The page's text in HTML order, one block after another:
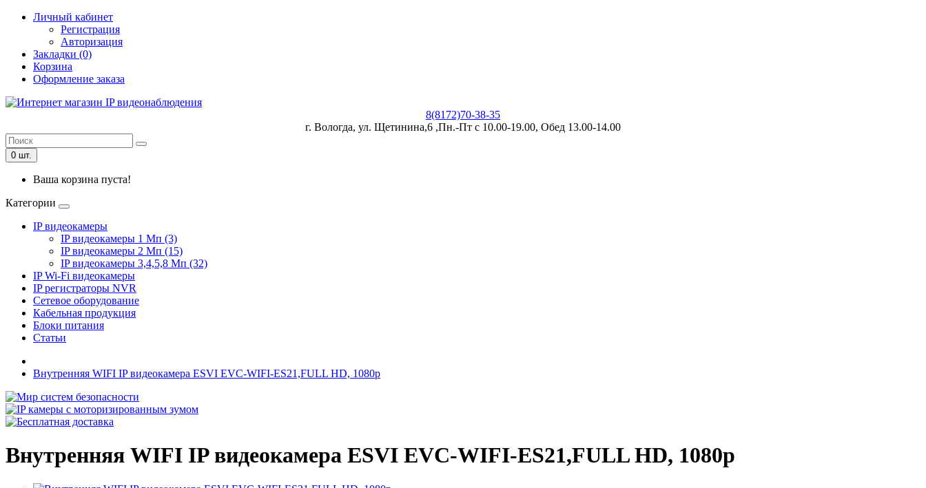
Личный кабинет
Регистрация
Авторизация
Закладки (0)
Корзина
Оформление заказа
8(8172)70-38-35
г. Вологда, ул. Щетинина,6 ,Пн.-Пт с 10.00-19.00, Обед 13.00-14.00
0 шт.
Ваша корзина пуста!
Категории
IP видеокамеры
IP видеокамеры 1 Мп (3)
IP видеокамеры 2 Мп (15)
IP видеокамеры 3,4,5,8 Мп (32)
IP Wi-Fi видеокамеры
IP регистраторы NVR
Сетевое оборудование
Кабельная продукция
Блоки питания
Статьи
Внутренняя WIFI IP видеокамера ESVI EVC-WIFI-ES21,FULL HD, 1080p
Внутренняя WIFI IP видеокамера ESVI EVC-WIFI-ES21,FULL HD, 1080p